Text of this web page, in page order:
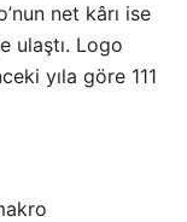
net kârı ise
ulaştı. Logo
yıla göre 111